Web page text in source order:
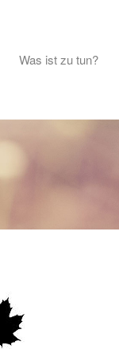
Was ist zu tun?